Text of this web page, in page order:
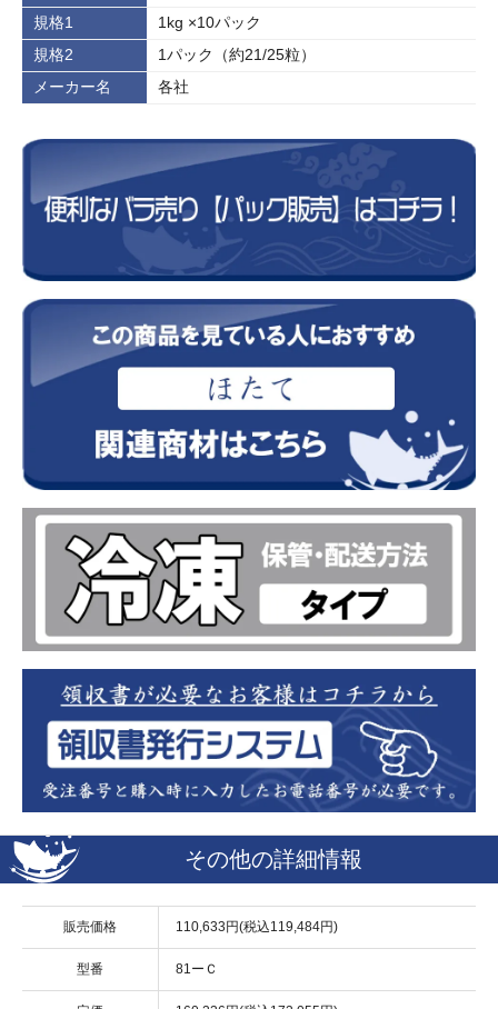
規格1
1kg ×10パック
規格2
1パック（約21/25粒）
メーカー名
各社
その他の詳細情報
販売価格 110,633円(税込119,484円)
型番 81ーＣ